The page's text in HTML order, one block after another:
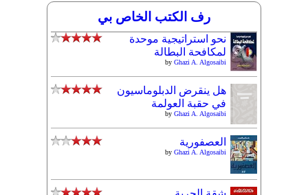
رف الكتب الخاص بي
نحو استراتيجية موحدة
لمكافحة البطالة
by Ghazi A. Algosaibi
هل ينقرض الدبلوماسيون
في حقبة العولمة
by Ghazi A. Algosaibi
العصفورية
by Ghazi A. Algosaibi